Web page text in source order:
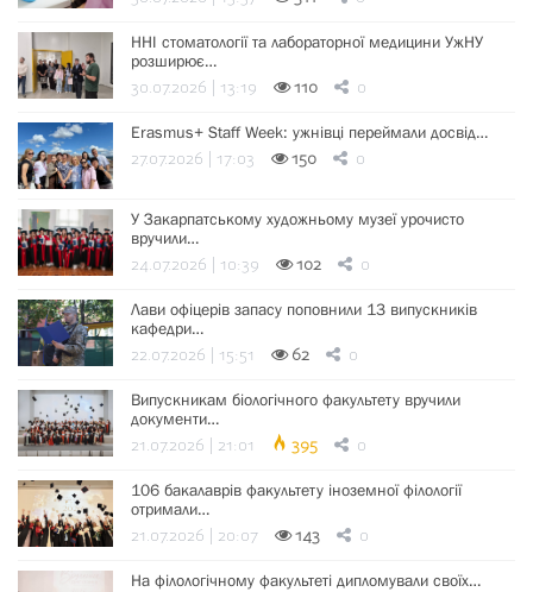
ННІ стоматології та лабораторної медицини УжНУ
розширює…
30.07.2026 | 13:19 110 0
Erasmus+ Staff Week: ужнівці переймали досвід…
27.07.2026 | 17:03 150 0
У Закарпатському художньому музеї урочисто
вручили…
24.07.2026 | 10:39 102 0
Лави офіцерів запасу поповнили 13 випускників
кафедри…
22.07.2026 | 15:51 62 0
Випускникам біологічного факультету вручили
документи…
21.07.2026 | 21:01 395 0
106 бакалаврів факультету іноземної філології
отримали…
21.07.2026 | 20:07 143 0
На філологічному факультеті дипломували своїх…